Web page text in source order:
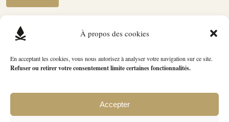
À propos des cookies
En acceptant les cookies, vous nous autorisez à analyser votre navigation sur ce site.
Refuser ou retirer votre consentement limite certaines fonctionnalités.
Accepter
Petit Bivouac
évaluation du produit 4.89 / 5 2740 avis
L’ensemble des photographies et créations graphiques présentées sur ce site et sur nos